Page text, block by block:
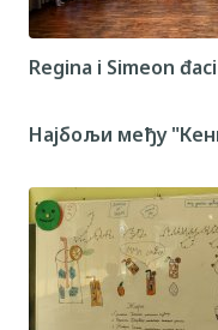
Regina i Simeon
Најбољи међу